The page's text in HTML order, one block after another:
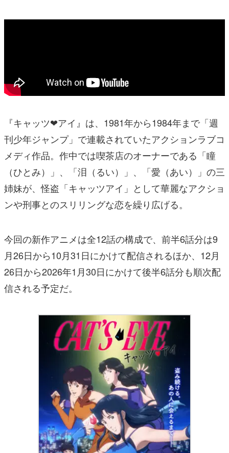
『キャッツ❤アイ』は、1981年から1984年まで「週
刊少年ジャンプ」で連載されていたアクションラブコ
メディ作品。作中では喫茶店のオーナーである「瞳
（ひとみ）」、「泪（るい）」、「愛（あい）」の三
姉妹が、怪盗「キャッツアイ」として華麗なアクショ
ンや刑事とのスリリングな恋を繰り広げる。
今回の新作アニメは全12話の構成で、前半6話分は9
月26日から10月31日にかけて配信されるほか、12月
26日から2026年1月30日にかけて後半6話分も順次配
信される予定だ。